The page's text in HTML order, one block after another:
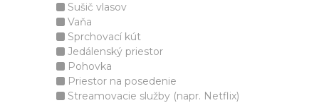
Sušič vlasov
Vaňa
Sprchovací kút
Jedálenský priestor
Pohovka
Priestor na posedenie
Streamovacie služby (napr. Netflix)